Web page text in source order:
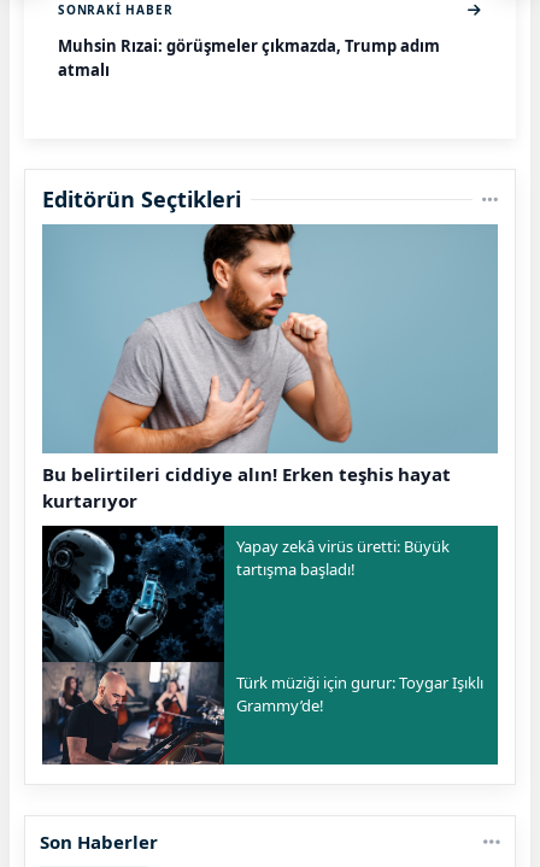
SONRAKI HABER
Muhsin Rızai: görüşmeler çıkmazda, Trump adım
atmalı
Editörün Seçtikleri
Bu belirtileri ciddiye alın! Erken teşhis hayat
kurtarıyor
Yapay zekâ virüs üretti: Büyük
tartışma başladı!
Türk müziği için gurur: Toygar Işıklı
Grammy’de!
Son Haberler